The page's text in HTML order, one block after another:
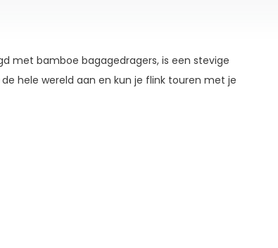
met bamboe bagagedragers, is een stevige
hele wereld aan en kun je flink touren met je